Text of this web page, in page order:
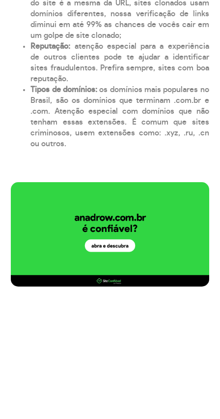
do site é a mesma da URL, sites clonados usam
domínios diferentes, nossa verificação de links
diminui em até 99% as chances de vocês cair em
um golpe de site clonado;
Reputação: atenção especial para a experiência
de outros clientes pode te ajudar a identificar
sites fraudulentos. Prefira sempre, sites com boa
reputação.
Tipos de domínios:os domínios mais populares no
Brasil, são os domínios que terminam .com.br e
.com. Atenção especial com domínios que não
tenham essas extensões. É comum que sites
criminosos, usem extensões como: .xyz, .ru, .cn
ou outros.